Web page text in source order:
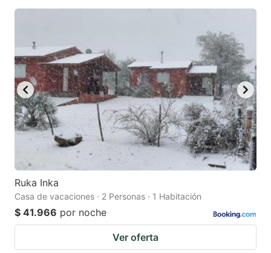
Ruka Inka
Casa de vacaciones · 2 Personas · 1 Habitación
$ 41.966 por noche
Ver oferta